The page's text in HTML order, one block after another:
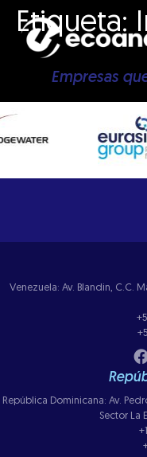
Etiqueta:
Empresas
Venezuela: Av. Blandin, C.C.
República Dominicana: Av.
Sector La